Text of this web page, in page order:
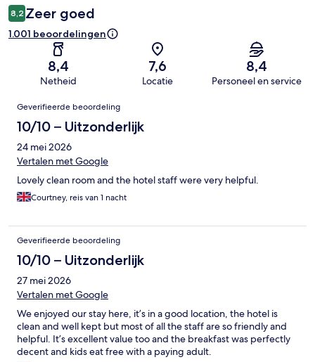
8,2 Zeer goed
1.001 beoordelingen
8,4
Netheid
7,6
Locatie
8,4
Personeel en service
Beoordelingen
Geverifieerde beoordeling
10/10 – Uitzonderlijk
24 mei 2026
Vertalen met Google
Lovely clean room and the hotel staff were very helpful.
Courtney, reis van 1 nacht
Geverifieerde beoordeling
10/10 – Uitzonderlijk
27 mei 2026
Vertalen met Google
We enjoyed our stay here, it’s in a good location, the hotel is
clean and well kept but most of all the staff are so friendly and
helpful. It’s excellent value too and the breakfast was perfectly
decent and kids eat free with a paying adult.